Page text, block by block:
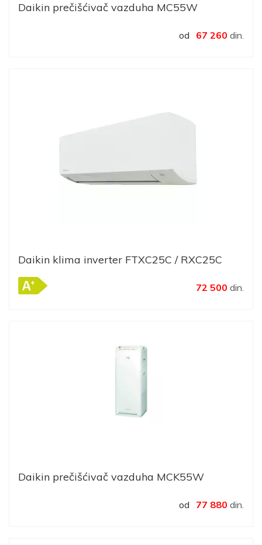
Daikin prečišćivač vazduha MC55W
od 67 260 din.
Daikin klima inverter FTXC25C / RXC25C
72 500 din.
Daikin prečišćivač vazduha MCK55W
od 77 880 din.